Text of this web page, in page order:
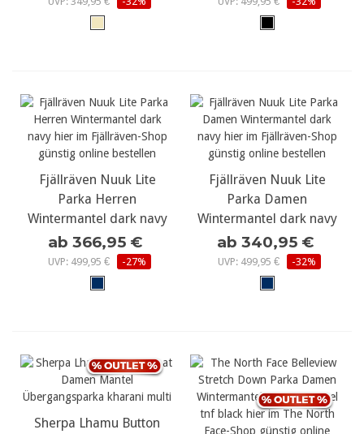
Fjällräven Nuuk Lite
Parka Herren
Wintermantel dark navy
ab 366,95 €
UVP: 499,95 € -27%
Fjällräven Nuuk Lite
Parka Damen
Wintermantel dark navy
ab 340,95 €
UVP: 499,95 € -32%
Sherpa Lhamu Button